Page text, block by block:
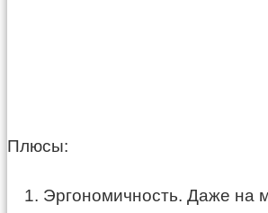
Плюсы:
Эргономичность. Даже на